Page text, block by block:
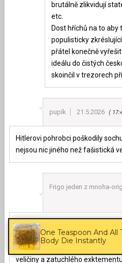
brutálně zlikvidují
etc.
Dost hříchů na to aby
populisticky
přátel konečně
ideálu do čistých
skoinčil v trezorech
pupík 21.5.2026
Hitlerovi pohrobci poškodily
nejsou nic jiného než fašistická
Frigo jeden z mnoha-
Jak ubohé hnidy cizopasících
tehdejších poměrů
timto způsobem svůj oprávněný
veličiny a zatuchlého
One Teaspoon And All
Body Die Instantly